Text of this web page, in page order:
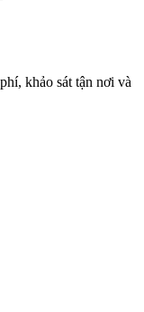
khảo sát tận nơi và